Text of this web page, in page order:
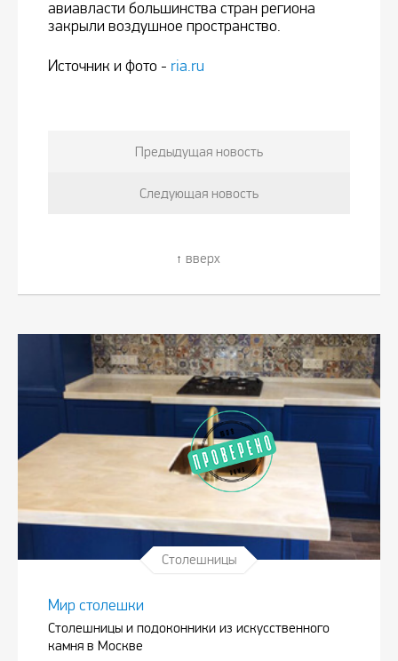
авиавласти большинства стран региона
закрыли воздушное пространство.
Источник и фото - ria.ru
Предыдущая новость
Следующая новость
вверх
Столешницы
Мир столешки
Столешницы и подоконники из искусственного
камня в Москве